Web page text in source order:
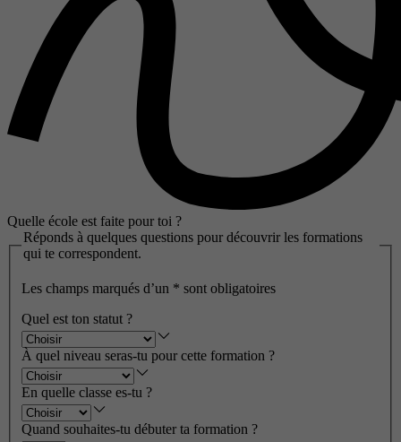
Quelle école est faite pour toi ?
Réponds à quelques questions pour découvrir les formations
qui te correspondent.
Les champs marqués d’un * sont obligatoires
Quel est ton statut ?
À quel niveau seras-tu pour cette formation ?
En quelle classe es-tu ?
Quand souhaites-tu débuter ta formation ?